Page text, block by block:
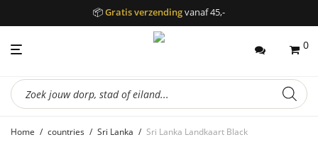
📦Gratis verzendingvanaf 45,-
0
Producten
zoeken
Home / countries / Sri Lanka / Sri Lanka Landkaart Black